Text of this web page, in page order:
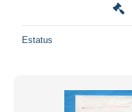
Estatus